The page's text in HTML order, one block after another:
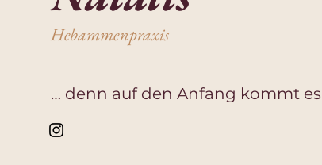
Hebammenpraxis
… denn auf den Anfang kommt